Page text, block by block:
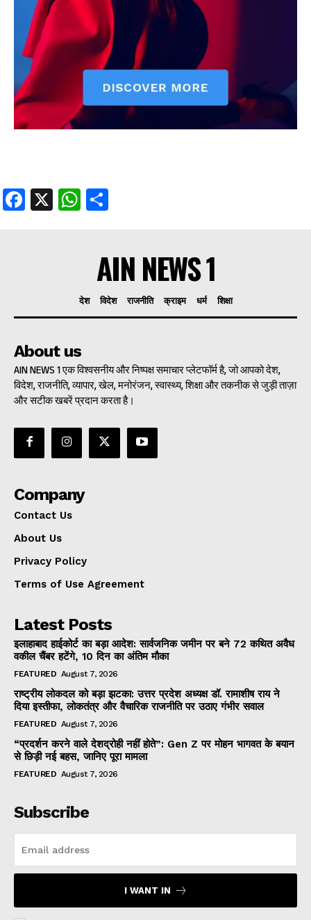
Facebook
X WhatsApp
AIN NEWS 1
देश विदेश राजनीति क्राइम धर्म शिक्षा
About us
AIN NEWS 1 एक विश्वसनीय और निष्पक्ष समाचार प्लेटफॉर्म है, जो आपको देश,
विदेश, राजनीति, व्यापार, खेल, मनोरंजन, स्वास्थ्य, शिक्षा और तकनीक से जुड़ी ताज़ा
और सटीक खबरें प्रदान करता है।
Company
Contact Us
About Us
Privacy Policy
Terms of Use Agreement
Latest Posts
इलाहाबाद हाईकोर्ट का बड़ा आदेश: सार्वजनिक जमीन पर बने 72 कथित अवैध
वकील चैंबर हटेंगे, 10 दिन का अंतिम मौका
FEATURED August 7, 2026
राष्ट्रीय लोकदल को बड़ा झटका: उत्तर प्रदेश अध्यक्ष डॉ. रामाशीष राय ने
दिया इस्तीफा, लोकतंत्र और वैचारिक राजनीति पर उठाए गंभीर सवाल
FEATURED August 7, 2026
“प्रदर्शन करने वाले देशद्रोही नहीं होते”: Gen Z पर मोहन भागवत के बयान
से छिड़ी नई बहस, जानिए पूरा मामला
FEATURED August 7, 2026
Subscribe
I WANT IN